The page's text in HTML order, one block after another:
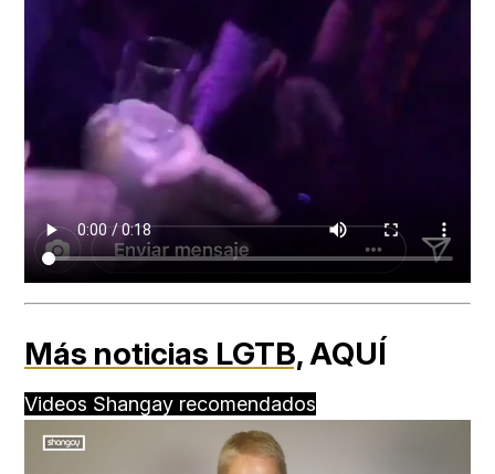
Más noticias LGTB,AQUÍ
Videos Shangay recomendados